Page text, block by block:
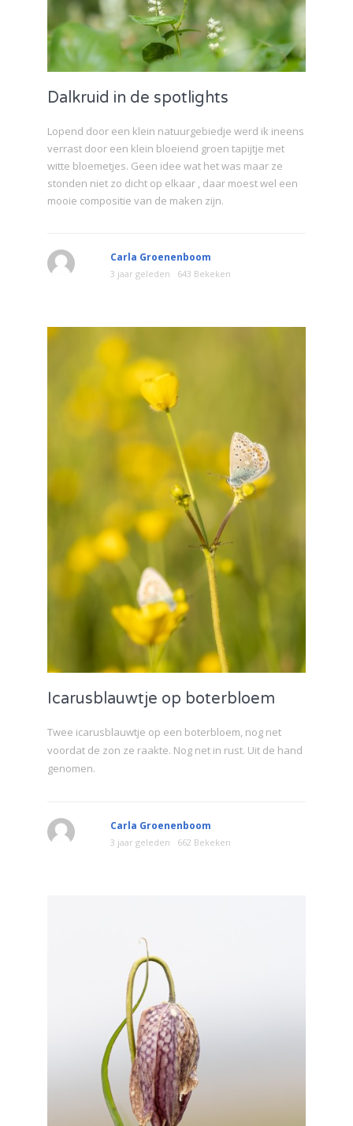
Dalkruid in de spotlights
Lopend door een klein natuurgebiedje werd ik ineens
verrast door een klein bloeiend groen tapijtje met
witte bloemetjes. Geen idee wat het was maar ze
stonden niet zo dicht op elkaar , daar moest wel een
mooie compositie van de maken zijn.
Carla Groenenboom
3 jaar geleden 643 Bekeken
Icarusblauwtje op boterbloem
Twee icarusblauwtje op een boterbloem, nog net
voordat de zon ze raakte. Nog net in rust. Uit de hand
genomen.
Carla Groenenboom
3 jaar geleden 662 Bekeken